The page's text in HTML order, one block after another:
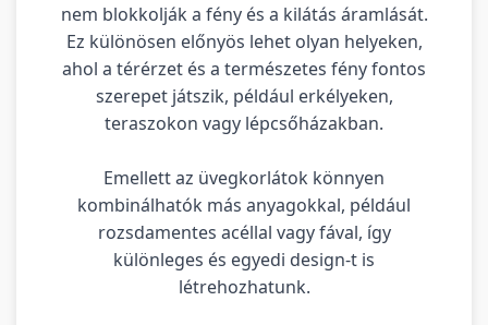
nem blokkolják a fény és a kilátás áramlását.
Ez különösen előnyös lehet olyan helyeken,
ahol a térérzet és a természetes fény fontos
szerepet játszik, például erkélyeken,
teraszokon vagy lépcsőházakban.
Emellett az üvegkorlátok könnyen
kombinálhatók más anyagokkal, például
rozsdamentes acéllal vagy fával, így
különleges és egyedi design-t is
létrehozhatunk.